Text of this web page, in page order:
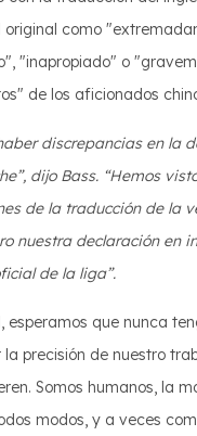
original como
"inapropiado" o
de los aficionados
discrepancias en la
dijo Bass. “Hemos
de la traducción de la
nuestra declaración en
de la liga”.
esperamos que nunca
precisión de nuestro
Somos humanos, la
modos, y a veces